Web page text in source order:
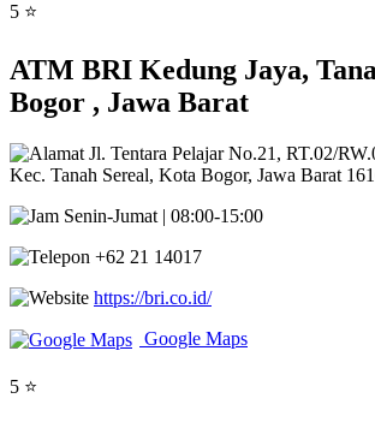
5 ⭐
ATM BRI Kedung Jaya,
Bogor , Jawa Barat
Jl. Tentara Pelajar No.21, RT.02/
Kec. Tanah Sereal, Kota Bogor, Jawa Barat
Senin-Jumat | 08:00-15:00
+62 21 14017
https://bri.co.id/
Google Maps
5 ⭐